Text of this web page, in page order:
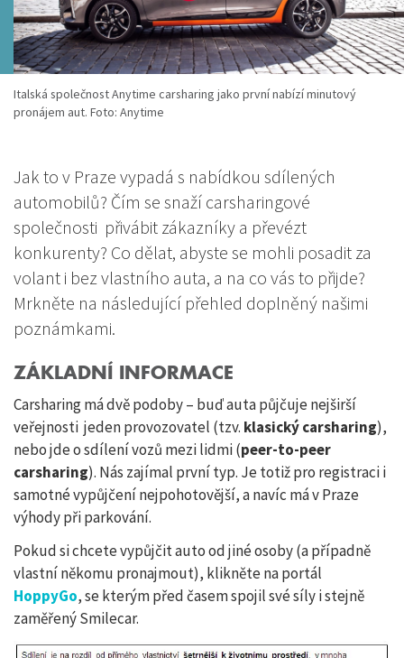
Italská společnost Anytime carsharing jako první nabízí minutový
pronájem aut. Foto: Anytime
Jak to v Praze vypadá s nabídkou sdílených
automobilů? Čím se snaží carsharingové
společnosti přivábit zákazníky a převézt
konkurenty? Co dělat, abyste se mohli posadit za
volant i bez vlastního auta, a na co vás to přijde?
Mrkněte na následující přehled doplněný našimi
poznámkami.
ZÁKLADNÍ INFORMACE
Carsharing má dvě podoby – buď auta půjčuje nejširší
veřejnosti jeden provozovatel (tzv. klasický carsharing),
nebo jde o sdílení vozů mezi lidmi (peer-to-peer
carsharing). Nás zajímal první typ. Je totiž pro registraci i
samotné vypůjčení nejpohotovější, a navíc má v Praze
výhody při parkování.
Pokud si chcete vypůjčit auto od jiné osoby (a případně
vlastní někomu pronajmout), klikněte na portál
HoppyGo, se kterým před časem spojil své síly i stejně
zaměřený Smilecar.